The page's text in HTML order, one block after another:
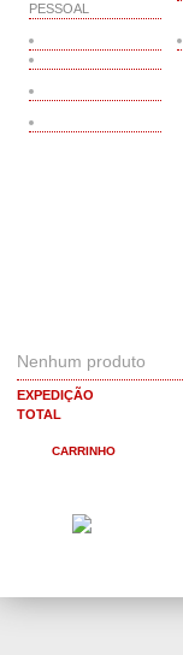
PESSOAL
Nenhum produto
EXPEDIÇÃO
TOTAL
CARRINHO